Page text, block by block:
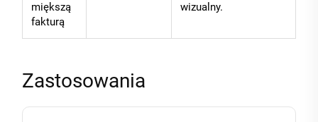
miększą
fakturą
wizualny.
Zastosowania